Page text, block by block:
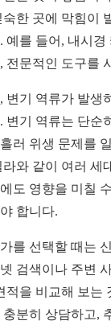
숙한 곳에 막힘이
예를 들어, 내시
전문적인 도구를
변기 역류가 발생
변기 역류는 단순
러 위생 문제를
라와 같이 여러 세
도 영향을 미칠
합니다.
를 선택할 때는
검색이나 주변
적을 비교해 보는
충분히 상담하고,